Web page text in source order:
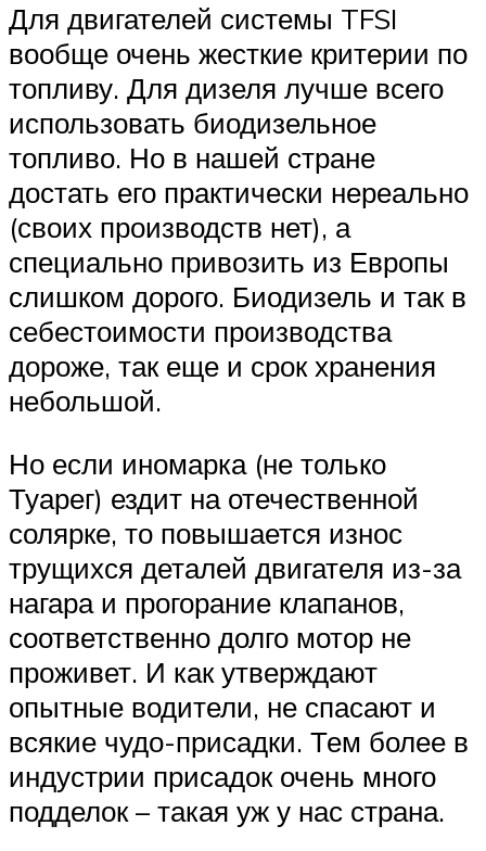
Для двигателей системы TFSI
вообще очень жесткие критерии по
топливу. Для дизеля лучше всего
использовать биодизельное
топливо. Но в нашей стране
достать его практически нереально
(своих производств нет), а
специально привозить из Европы
слишком дорого. Биодизель и так в
себестоимости производства
дороже, так еще и срок хранения
небольшой.
Но если иномарка (не только
Туарег) ездит на отечественной
солярке, то повышается износ
трущихся деталей двигателя из-за
нагара и прогорание клапанов,
соответственно долго мотор не
проживет. И как утверждают
опытные водители, не спасают и
всякие чудо-присадки. Тем более в
индустрии присадок очень много
подделок – такая уж у нас страна.